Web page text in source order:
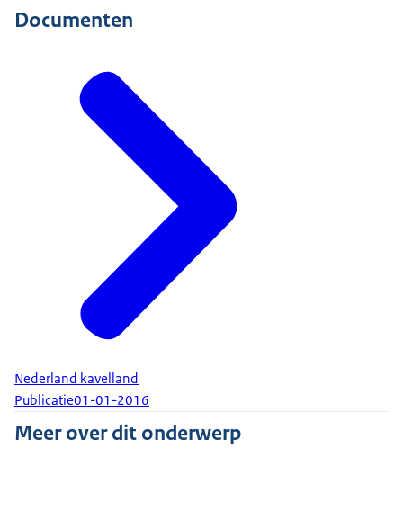
Documenten
Nederland kavelland
Publicatie01-01-2016
Meer over dit onderwerp